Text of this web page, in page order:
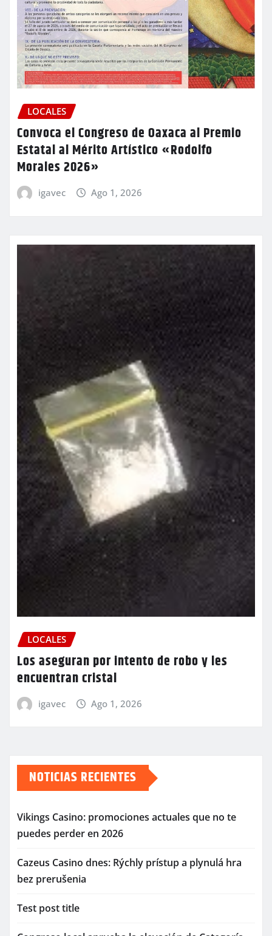
LOCALES
Convoca el Congreso de Oaxaca al Premio
Estatal al Mérito Artístico «Rodolfo
Morales 2026»
igavec Ago 1, 2026
LOCALES
Los aseguran por intento de robo y les
encuentran cristal
igavec Ago 1, 2026
NOTICIAS RECIENTES
Vikings Casino: promociones actuales que no te
puedes perder en 2026
Cazeus Casino dnes: Rýchly prístup a plynulá hra
bez prerušenia
Test post title